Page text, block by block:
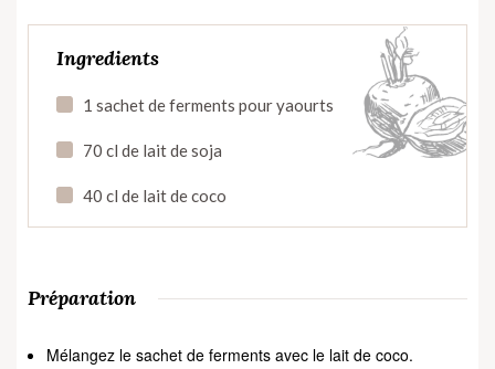
Ingredients
1 sachet de ferments pour yaourts
70 cl de lait de soja
40 cl de lait de coco
Préparation
Mélangez le sachet de ferments avec le lait de coco.